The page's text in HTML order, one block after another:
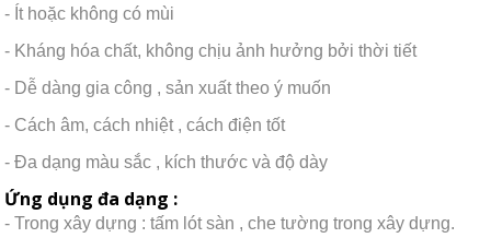
- Ít hoặc không có mùi
- Kháng hóa chất, không chịu ảnh hưởng bởi thời tiết
- Dễ dàng gia công , sản xuất theo ý muốn
- Cách âm, cách nhiệt , cách điện tốt
- Đa dạng màu sắc , kích thước và độ dày
Ứng dụng đa dạng :
- Trong xây dựng : tấm lót sàn , che tường trong xây dựng.